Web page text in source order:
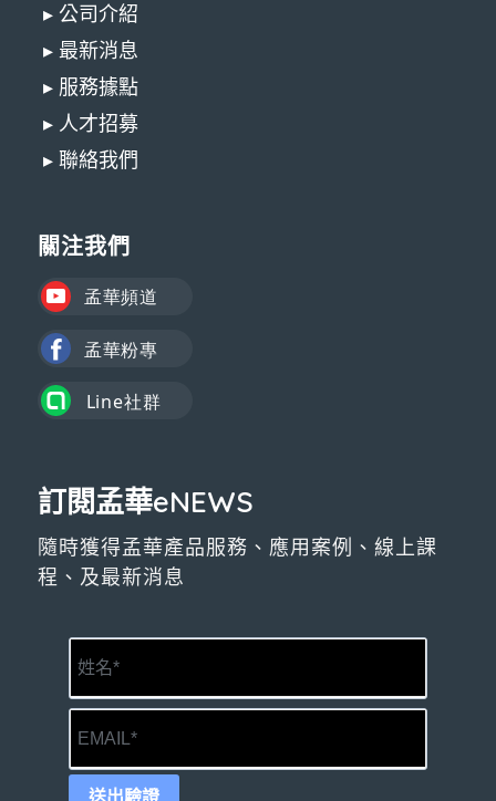
▸ 公司介紹
▸ 最新消息
▸ 服務據點
▸ 人才招募
▸ 聯絡我們
關注我們
訂閱孟華eNEWS
隨時獲得孟華產品服務、應用案例、線上課
程、及最新消息
送出驗證